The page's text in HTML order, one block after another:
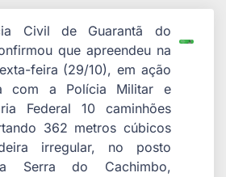
Civil de Guarantã do
que apreendeu na
feira (29/10), em ação
com a Polícia Militar e
Federal 10 caminhões
362 metros cúbicos
irregular, no posto
Serra do Cachimbo,